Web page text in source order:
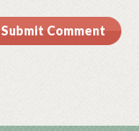
Submit Comment